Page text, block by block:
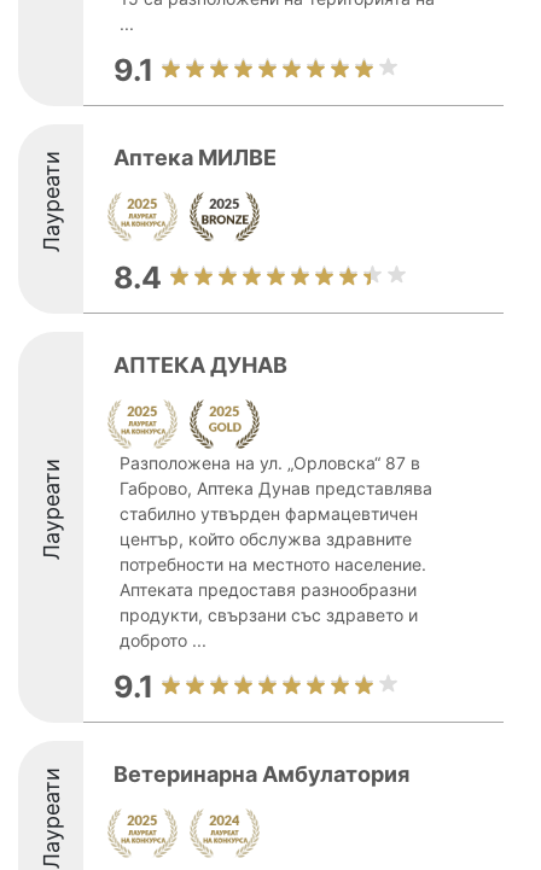
...
9.1
Лауреати Аптека МИЛВЕ
8.4
Лауреати
АПТЕКА ДУНАВ
Разположена на ул. „Орловска“ 87 в
Габрово, Аптека Дунав представлява
стабилно утвърден фармацевтичен
център, който обслужва здравните
потребности на местното население.
Аптеката предоставя разнообразни
продукти, свързани със здравето и
доброто ...
9.1
Лауреати Ветеринарна Амбулатория